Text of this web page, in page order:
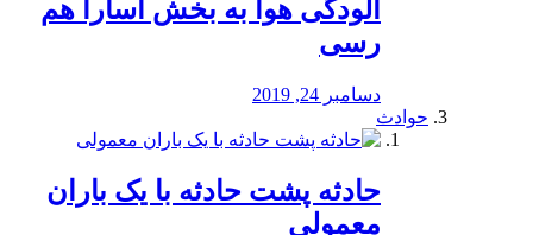
آلودگی هوا به بخش آسارا هم
رسی
دسامبر 24, 2019
حوادث
️حادثه پشت حادثه با یک باران
معمولی